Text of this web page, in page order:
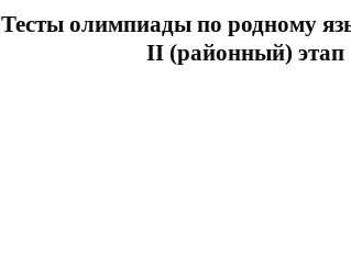
Тесты олимпиады по родному
II (районный) этап